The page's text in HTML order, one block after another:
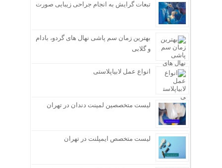
تبعات گرایش به انجام جراحی زیبایی صورت
بهترین زمان سم پاشی نهال های گردو، بادام
و گلابی
انواع عمل لابیاپلاستی
لیست متخصصین لمینت دندان در تهران
لیست متخصص ایمپلنت در تهران